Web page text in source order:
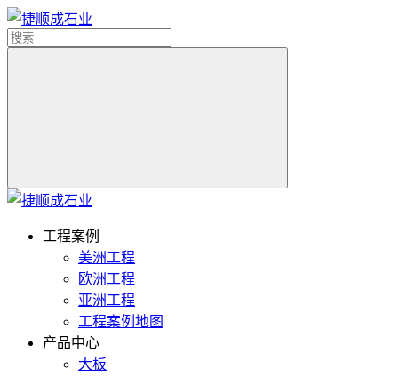
工程案例
美洲工程
欧洲工程
亚洲工程
工程案例地图
产品中心
大板